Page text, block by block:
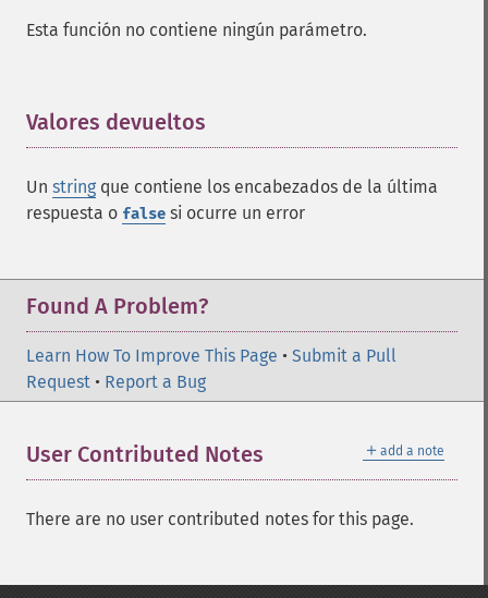
Esta función no contiene ningún parámetro.
Valores devueltos
Un string que contiene los encabezados de la última
respuesta o false si ocurre un error
Found A Problem?
Learn How To Improve This Page • Submit a Pull
Request • Report a Bug
＋ add a note
User Contributed Notes
There are no user contributed notes for this page.